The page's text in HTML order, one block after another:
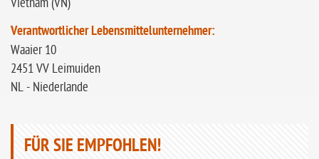
Vietnam (VN)
Verantwortlicher Lebensmittelunternehmer:
Waaier 10
2451 VV Leimuiden
NL - Niederlande
FÜR SIE EMPFOHLEN!